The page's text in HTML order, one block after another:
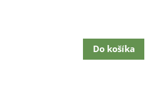
Do košíka